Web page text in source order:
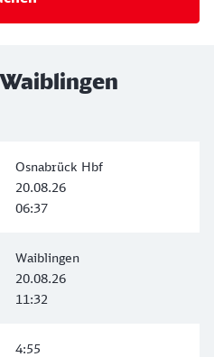
Osnabrück Hbf
20.08.26
06:37
Waiblingen
20.08.26
11:32
4:55